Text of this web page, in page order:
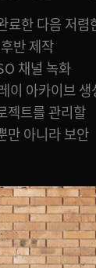
한 다음 저렴
반 제작
채널 녹화
이 아카이브 생
젝트를 관리할
만 아니라 보안
파일이 지워
빙 용도뿐
Blackmagic
집 작업 중에